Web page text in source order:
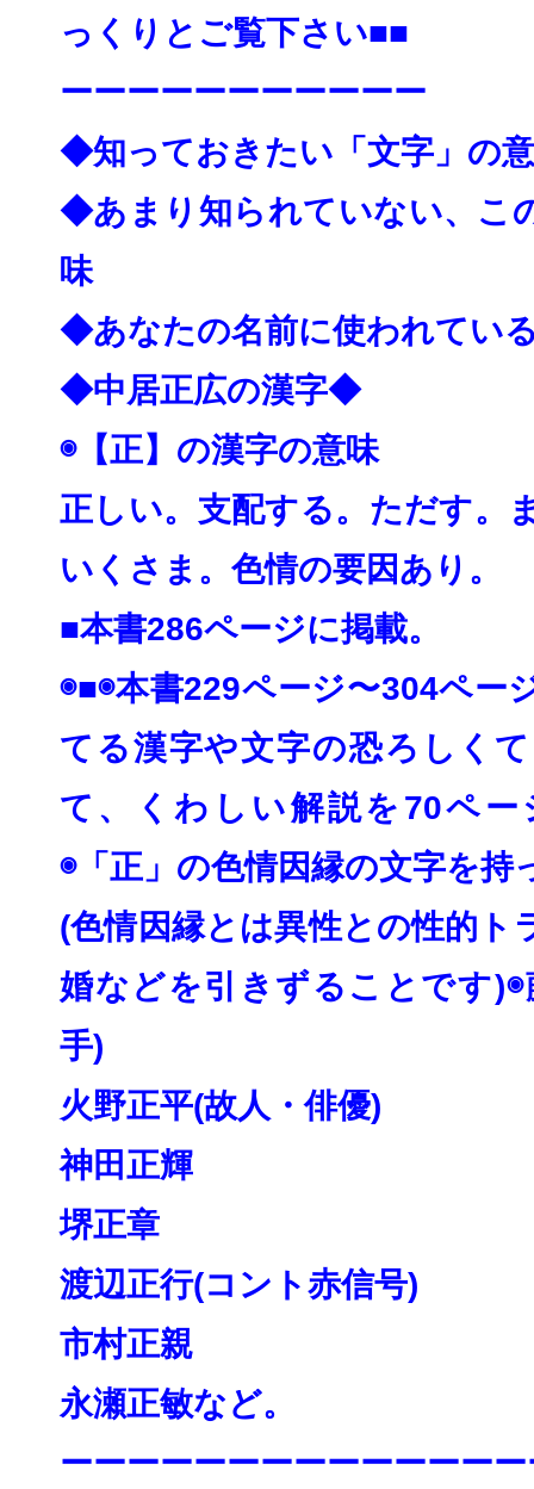
っくりとご覧下さい■■
ーーーーーーーーーーー
◆知っておきたい「文字」の
◆あまり知られていない、こ
味
◆あなたの名前に使われてい
◆中居正広の漢字◆
◉【正】の漢字の意味
正しい。支配する。ただす。
いくさま。色情の要因あり。
■本書286ページに掲載。
◉■◉本書229ページ〜304ペー
てる漢字や文字の恐ろしく
て、
くわしい解説を70ペ
◉「正」の色情因縁の文字を持
(色情因縁とは異性との性的ト
婚などを引きずる ことです)◉
手)
火野正平(故人・俳優)
神田正輝
堺正章
渡辺正行(コント赤信号)
市村正親
永瀬正敏など。
ーーーーーーーーーーーーー